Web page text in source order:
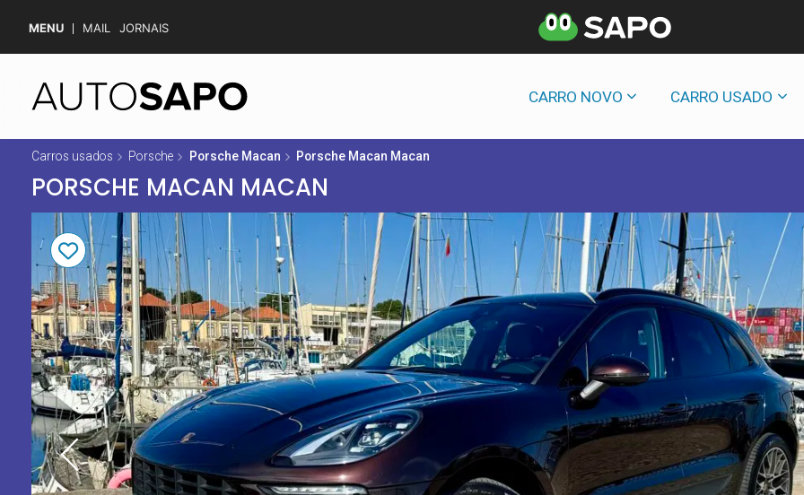
MENU MAIL JORNAIS
CARRO NOVO CARRO USADO
Carros usados Porsche Porsche Macan Porsche Macan Macan
PORSCHE MACAN MACAN